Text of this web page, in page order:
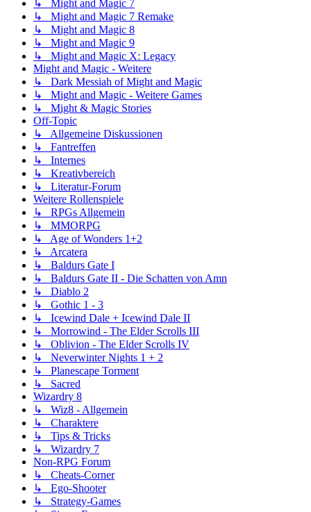
↳ Might and Magic 7
↳ Might and Magic 7 Remake
↳ Might and Magic 8
↳ Might and Magic 9
↳ Might and Magic X: Legacy
Might and Magic - Weitere
↳ Dark Messiah of Might and Magic
↳ Might and Magic - Weitere Games
↳ Might & Magic Stories
Off-Topic
↳ Allgemeine Diskussionen
↳ Fantreffen
↳ Internes
↳ Kreativbereich
↳ Literatur-Forum
Weitere Rollenspiele
↳ RPGs Allgemein
↳ MMORPG
↳ Age of Wonders 1+2
↳ Arcatera
↳ Baldurs Gate I
↳ Baldurs Gate II - Die Schatten von Amn
↳ Diablo 2
↳ Gothic 1 - 3
↳ Icewind Dale + Icewind Dale II
↳ Morrowind - The Elder Scrolls III
↳ Oblivion - The Elder Scrolls IV
↳ Neverwinter Nights 1 + 2
↳ Planescape Torment
↳ Sacred
Wizardry 8
↳ Wiz8 - Allgemein
↳ Charaktere
↳ Tips & Tricks
↳ Wizardry 7
Non-RPG Forum
↳ Cheats-Corner
↳ Ego-Shooter
↳ Strategy-Games